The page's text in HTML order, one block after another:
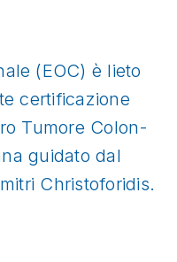
(EOC) è lieto
certificazione
Tumore Colon-
guidato dal
Christoforidis.